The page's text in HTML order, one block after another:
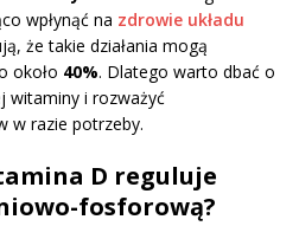
wpłynąć na zdrowie układu
że takie działania mogą
około 40%. Dlatego warto dbać o
witaminy i rozważyć
w razie potrzeby.
D reguluje
fosforową?